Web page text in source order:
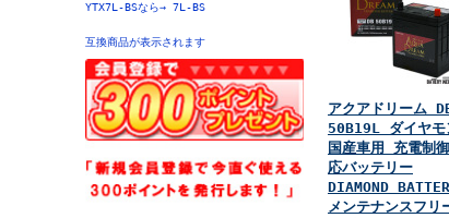
YTX7L-BSなら→ 7L-BS
互換商品が表示されます
アクアドリーム
50B19L ダイヤモ
国産車用 充電制
応バッテリー
DIAMOND
メンテナンスフリ